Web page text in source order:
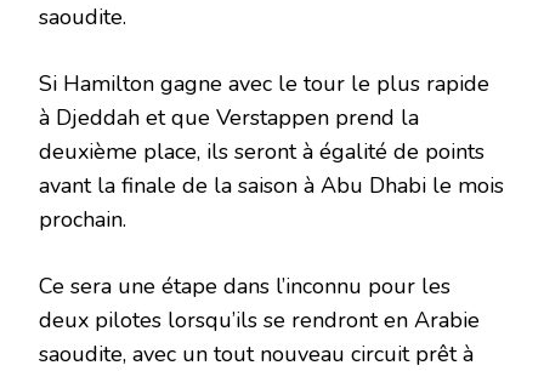
saoudite.
Si Hamilton gagne avec le tour le plus rapide
à Djeddah et que Verstappen prend la
deuxième place, ils seront à égalité de points
avant la finale de la saison à Abu Dhabi le mois
prochain.
Ce sera une étape dans l’inconnu pour les
deux pilotes lorsqu’ils se rendront en Arabie
saoudite, avec un tout nouveau circuit prêt à